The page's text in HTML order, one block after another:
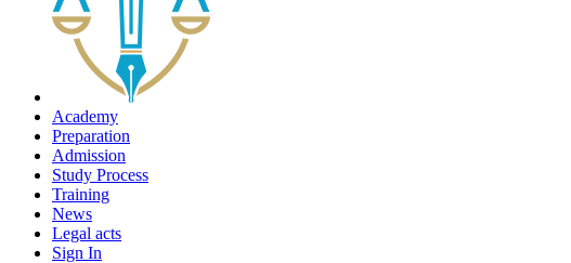
Academy
Preparation
Admission
Study Process
Training
News
Legal acts
Sign In